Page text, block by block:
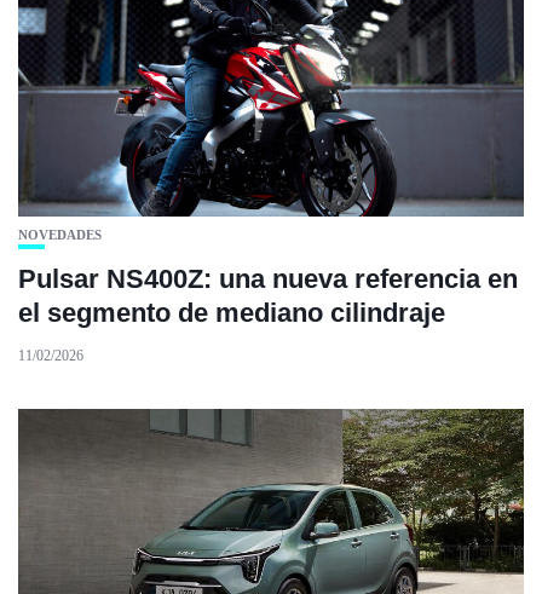
NOVEDADES
Pulsar NS400Z: una nueva referencia en
el segmento de mediano cilindraje
11/02/2026